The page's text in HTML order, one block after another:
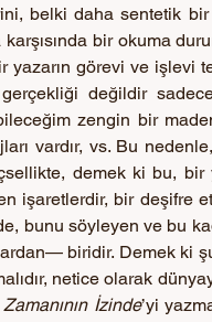
belki daha sentetik
karşısında bir okuma
yazarın görevi ve işlevi
değildir
zengin bir
vardır, vs. Bu
demek ki bu, bir
işaretlerdir, bir deşifre
bunu söyleyen ve bu
biridir. Demek ki
Zamanının İzinde’yi